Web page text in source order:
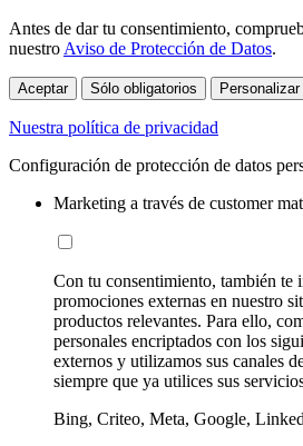
Antes de dar tu consentimiento,
nuestro Aviso de Protección de Datos.
Aceptar Sólo obligatorios
Nuestra política de privacidad
Configuración de protección de datos
Marketing a través de customer
Con tu consentimiento, también te
promociones externas en nuestro
productos relevantes. Para ello,
personales encriptados con los
externos y utilizamos sus canales
siempre que ya utilices sus
Bing, Criteo, Meta, Google,